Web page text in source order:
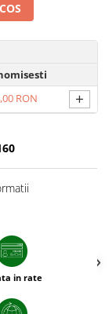
RON +
in rate